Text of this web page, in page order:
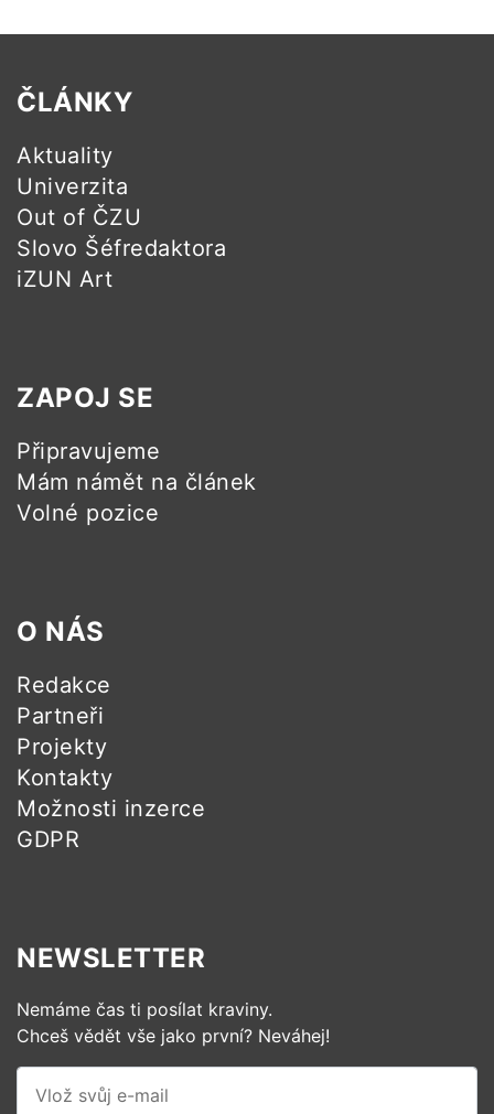
ČLÁNKY
Aktuality
Univerzita
Out of ČZU
Slovo Šéfredaktora
iZUN Art
ZAPOJ SE
Připravujeme
Mám námět na článek
Volné pozice
O NÁS
Redakce
Partneři
Projekty
Kontakty
Možnosti inzerce
GDPR
NEWSLETTER
Nemáme čas ti posílat kraviny.
Chceš vědět vše jako první? Neváhej!